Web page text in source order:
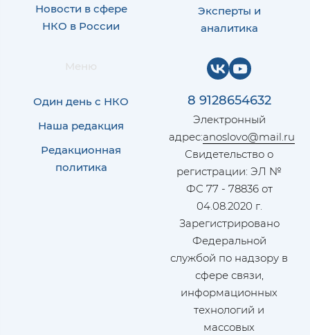
Новости в сфере
НКО в России
Эксперты и
аналитика
Меню
Один день с НКО
Наша редакция
Редакционная
политика
8 9128654632
Электронный
адрес:anoslovo@mail.ru
Свидетельство о
регистрации: ЭЛ №
ФС 77 - 78836 от
04.08.2020 г.
Зарегистрировано
Федеральной
службой по надзору в
сфере связи,
информационных
технологий и
массовых